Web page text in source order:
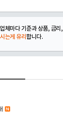
체마다 기준과 상품, 금리
는게 유리합니다.